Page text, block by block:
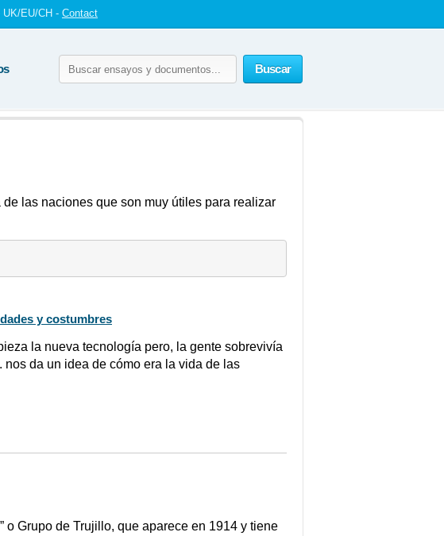
EU/CH - Contact
Buscar
las naciones que son muy útiles para realizar
y costumbres
la nueva tecnología pero, la gente sobrevivía
da un idea de cómo era la vida de las
o Grupo de Trujillo, que aparece en 1914 y tiene